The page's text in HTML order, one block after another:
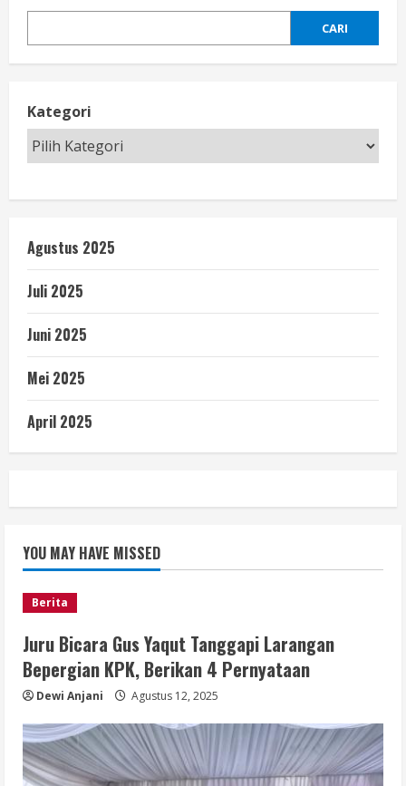
CARI
Kategori
Agustus 2025
Juli 2025
Juni 2025
Mei 2025
April 2025
YOU MAY HAVE MISSED
Berita
Juru Bicara Gus Yaqut Tanggapi Larangan
Bepergian KPK, Berikan 4 Pernyataan
Dewi Anjani Agustus 12, 2025